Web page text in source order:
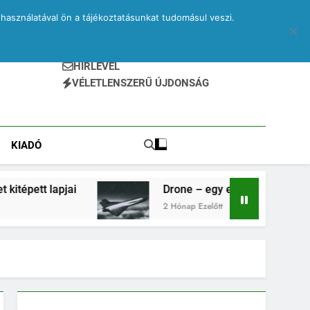
HÍRLEVÉL
VÉLETLENSZERŰ ÚJDONSÁG
KIADÓ
Drone – egy elveszett jegyzetfüzet
2 Hónap Ezelőtt
ön a tájékoztatásunkat tudomásul veszi.